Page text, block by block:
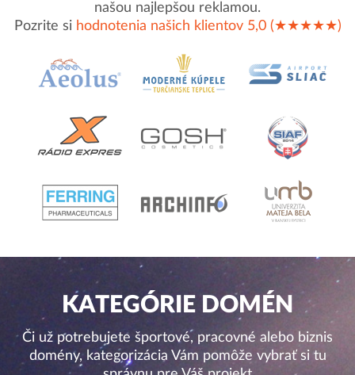
našou najlepšou reklamou.
Pozrite si hodnotenia našich klientov 5,0 (★★★★★)
KATEGÓRIE DOMÉN
Či už potrebujete športové, pracovné alebo biznis
domény, kategorizácia Vám pomôže vybrať si tu